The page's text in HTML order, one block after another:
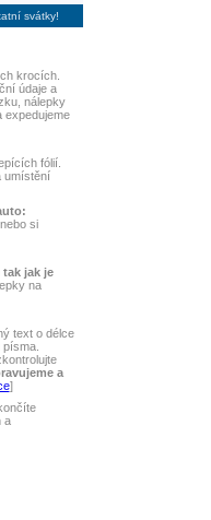
svátky!
krocích.
údaje a
nálepky
expedujeme
fólií.
umístění
si
tak jak je
na
text o délce
a
]
a